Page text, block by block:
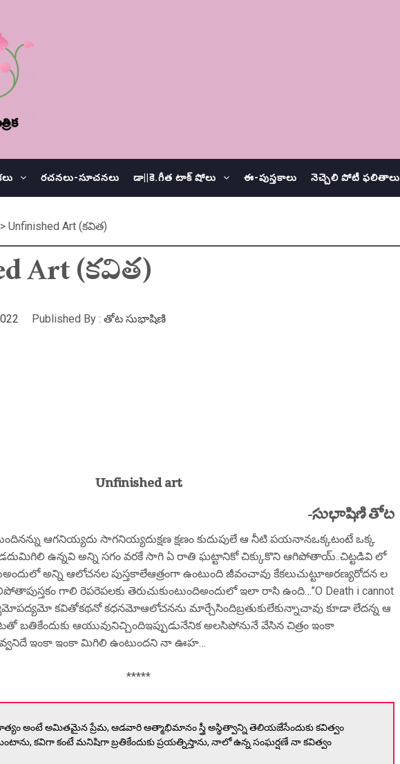
రచనలు-సూచనలు డా||కె.గీత టాక్ షోలు ఈ-పుస్తకాలు నెచ్చెలి పోటీ ఫలితాలు
> Unfinished Art (కవిత)
Art (కవిత)
Published By : తోట సుభాషిణి
Unfinished art
-సుభాషిణి తోట
ఆగనియ్యదు సాగనియ్యదుక్షణ క్షణం కుదుపులే ఆ నీటి పయనానఒక్కటంటే ఒక్క
ఉన్నవి అన్ని సగం వరకే సాగి ఏ రాతి ఘట్టానికో చిక్కుకొని ఆగిపోతాయ్..చిట్టడివి లో
అన్ని ఆలోచనల పుస్తకాలేఆత్రంగా ఉంటుంది జీవంచావు కేకలుచుట్టూఅరణ్యరోదన ల
గాలి రెపరెపలకు తెరుచుకుంటుందిఅందులో ఇలా రాసి ఉంది…”O Death i cannot
కవితోకథనో కధనమోఆలోచనను మార్చేసిందిబ్రతుకులేకున్నాచావు కూడా లేదన్న ఆ
బతికేందుకు ఆయువునిచ్చిందిఇప్పుడునేనిక అలసిపోనునే వేసిన చిత్రం ఇంకా
ఇంకా ఇంకా మిగిలి ఉంటుందని నా ఊహ…
*****
అంటే అమితమైన ప్రేమ, ఆడవారి ఆత్మాభిమానం స్త్రీ అస్థిత్వాన్ని తెలియజేసేందుకు కవిత్వం
కవిగా కంటే మనిషిగా బ్రతికేందుకు ప్రయత్నిస్తాను, నాలో ఉన్న సంఘర్షణే నా కవిత్వం